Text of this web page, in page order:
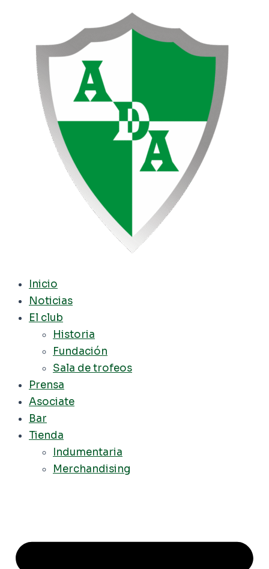
contenido
Inicio
Noticias
El club
Historia
Fundación
Sala de trofeos
Prensa
Asociate
Bar
Tienda
Indumentaria
Merchandising